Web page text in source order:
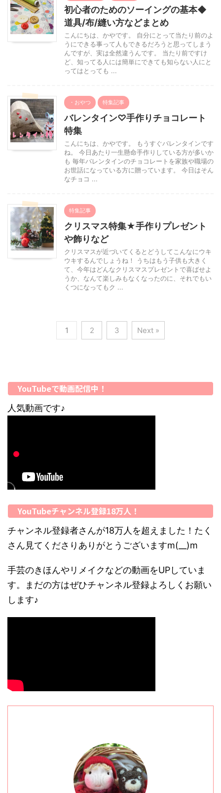
初心者のためのソーイングの基本◆
道具/布/縫い方などまとめ
こんにちは、かやです。 自分にとって当たり前のよ
うにできる事って人もできるだろうと思ってしまう
んですが、実は全然違うんです。 当たり前ですけ
ど、知ってる人には簡単にできても知らない人にと
ってはとっても ...
・おやつ 特集記事
バレンタイン♡手作りチョコレート
特集
こんにちは、かやです。 もうすぐバレンタインです
ね。 今日あたり一生懸命手作りしている方が多いか
も 毎年バレンタインのチョコレートを家族や職場の
お世話になっている方に贈っています。 今日はそん
なチョコ ...
特集記事
クリスマス特集★手作りプレゼント
や飾りなど
クリスマスが近づいてくるとどうしてこんなにウキ
ウキするんでしょうね！ うちはもう子供も大きく
て、今年はどんなクリスマスプレゼントで喜ばせよ
うか、なんて楽しみもなくなったのに、それでもい
くつになってもク ...
1 2 3 Next »
YouTubeで動画配信中！
人気動画です♪
YouTubeチャンネル登録18万人！
チャンネル登録者さんが18万人を超えました！たく
さん見てくださりありがとうございますm(__)m
手芸のきほんやリメイクなどの動画をUPしていま
す。まだの方はぜひチャンネル登録よろしくお願い
します♪